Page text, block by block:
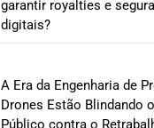
garantir royalties e
digitais?
A Era da Engenharia de
Drones Estão Blindando
Público contra o